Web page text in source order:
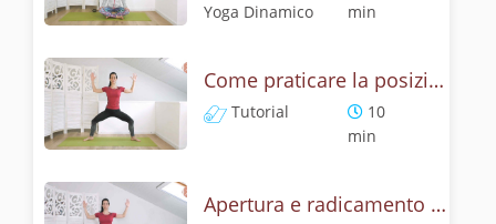
Yoga Dinamico
min
Come praticare la posizione della Dea? Tutorial di Deviasana
Tutorial
10
min
Apertura e radicamento con la posizione della Dea